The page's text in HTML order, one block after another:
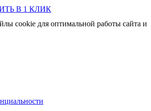
В 1 КЛИК
cookie для оптимальной работы сайта и